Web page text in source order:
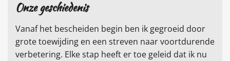
Onze geschiedenis
Vanaf het bescheiden begin ben ik gegroeid door
grote toewijding en een streven naar voortdurende
verbetering. Elke stap heeft er toe geleid dat ik nu